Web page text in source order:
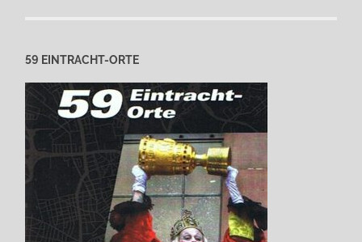
59 EINTRACHT-ORTE